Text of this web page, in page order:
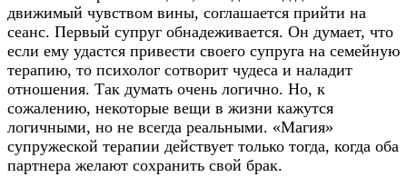
движимый чувством вины, соглашается прийти на
сеанс. Первый супруг обнадеживается. Он думает, что
если ему удастся привести своего супруга на семейную
терапию, то психолог сотворит чудеса и наладит
отношения. Так думать очень логично. Но, к
сожалению, некоторые вещи в жизни кажутся
логичными, но не всегда реальными. «Магия»
супружеской терапии действует только тогда, когда оба
партнера желают сохранить свой брак.